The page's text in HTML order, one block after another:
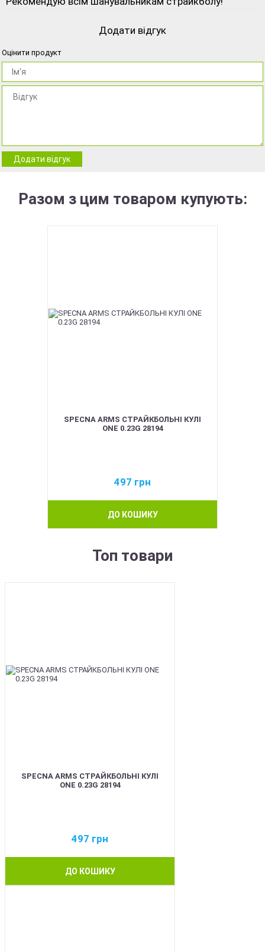
Додати відгук
Оцінити продукт
Додати відгук
Разом з цим товаром купують:
SPECNA ARMS СТРАЙКБОЛЬНІ КУЛІ
ONE 0.23G 28194
497 грн
ДО КОШИКУ
Топ товари
SPECNA ARMS СТРАЙКБОЛЬНІ КУЛІ
ONE 0.23G 28194
497 грн
ДО КОШИКУ